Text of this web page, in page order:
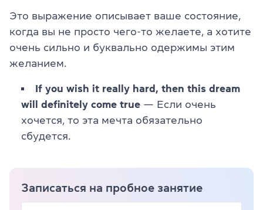
Это выражение описывает ваше состояние,
когда вы не просто чего-то желаете, а хотите
очень сильно и буквально одержимы этим
желанием.
If you wish it really hard, then this dream
will definitely come true — Если очень
хочется, то эта мечта обязательно
сбудется.
Записаться на пробное занятие